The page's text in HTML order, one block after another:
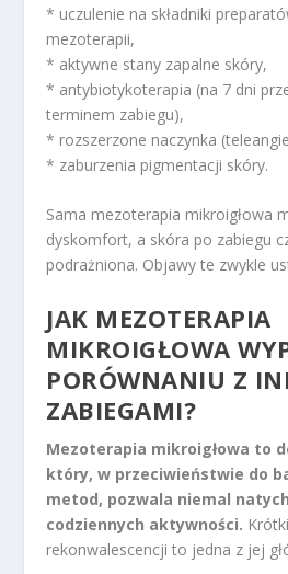
* uczulenie na składniki
mezoterapii,
* aktywne stany zapalne skóry,
* antybiotykoterapia (na 7 dni
terminem zabiegu),
* rozszerzone naczynka
* zaburzenia pigmentacji skóry.
Sama mezoterapia mikroigłowa
dyskomfort, a skóra po zabiegu
podrażniona. Objawy te zwykle
JAK MEZOTERAPIA
MIKROIGŁOWA
PORÓWNANIU Z
ZABIEGAMI?
Mezoterapia mikroigłowa to
który, w przeciwieństwie do
metod, pozwala niemal
codziennych aktywności.
rekonwalescencji to jedna z jej